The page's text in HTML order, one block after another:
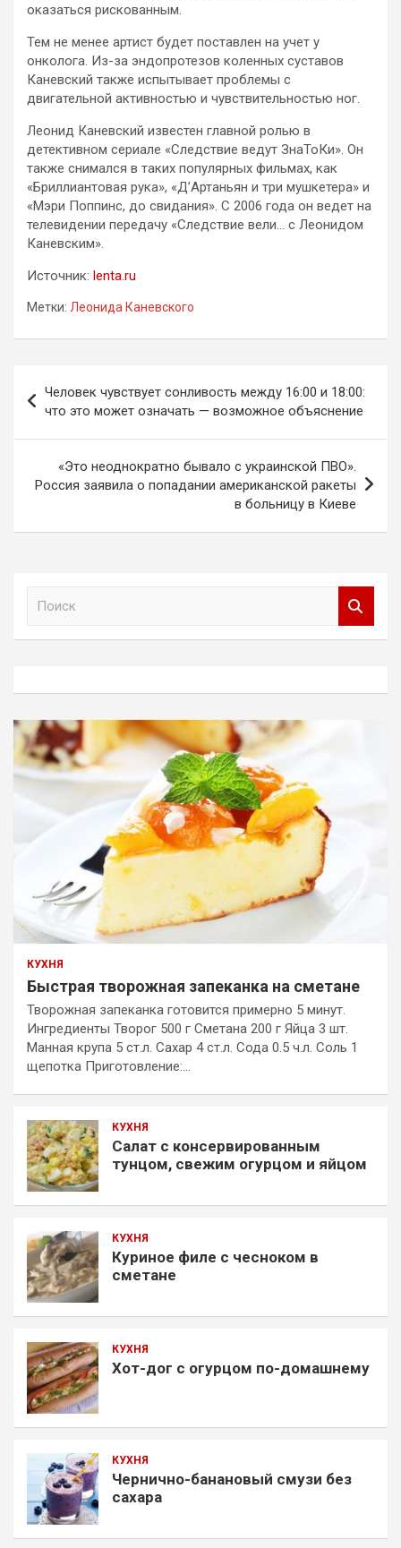
оказаться рискованным.
Тем не менее артист будет поставлен на учет у
онколога. Из-за эндопротезов коленных суставов
Каневский также испытывает проблемы с
двигательной активностью и чувствительностью ног.
Леонид Каневский известен главной ролью в
детективном сериале «Следствие ведут ЗнаТоКи». Он
также снимался в таких популярных фильмах, как
«Бриллиантовая рука», «Д’Артаньян и три мушкетера» и
«Мэри Поппинс, до свидания». С 2006 года он ведет на
телевидении передачу «Следствие вели… с Леонидом
Каневским».
Источник: lenta.ru
Метки: Леонида Каневского
по
записям
Человек чувствует сонливость между 16:00 и 18:00:
что это может означать — возможное объяснение
«Это неоднократно бывало с украинской ПВО».
Россия заявила о попадании американской ракеты
в больницу в Киеве
КУХНЯ
Быстрая творожная запеканка на сметане
Творожная запеканка готовится примерно 5 минут.
Ингредиенты Творог 500 г Сметана 200 г Яйца 3 шт.
Манная крупа 5 ст.л. Сахар 4 ст.л. Сода 0.5 ч.л. Соль 1
щепотка Приготовление:…
КУХНЯ
Салат с консервированным
тунцом, свежим огурцом и яйцом
КУХНЯ
Куриное филе с чесноком в
сметане
КУХНЯ
Хот-дог с огурцом по-домашнему
КУХНЯ
Чернично-банановый смузи без
сахара